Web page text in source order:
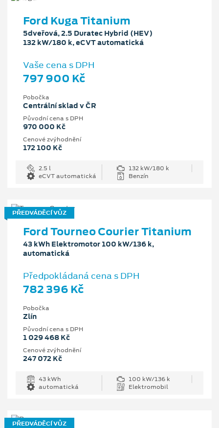
Ford Kuga Titanium
5dveřová, 2.5 Duratec Hybrid (HEV)
132 kW/180 k, eCVT automatická
Vaše cena s DPH
797 900 Kč
Pobočka
Centrální sklad v ČR
Původní cena s DPH
970 000 Kč
Cenové zvýhodnění
172 100 Kč
2.5 l
132 kW/180 k
eCVT automatická
Benzín
PŘEDVÁDĚCÍ VŮZ
Ford Tourneo Courier Titanium
43 kWh Elektromotor 100 kW/136 k,
automatická
Předpokládaná cena s DPH
782 396 Kč
Pobočka
Zlín
Původní cena s DPH
1 029 468 Kč
Cenové zvýhodnění
247 072 Kč
43 kWh
100 kW/136 k
automatická
Elektromobil
PŘEDVÁDĚCÍ VŮZ